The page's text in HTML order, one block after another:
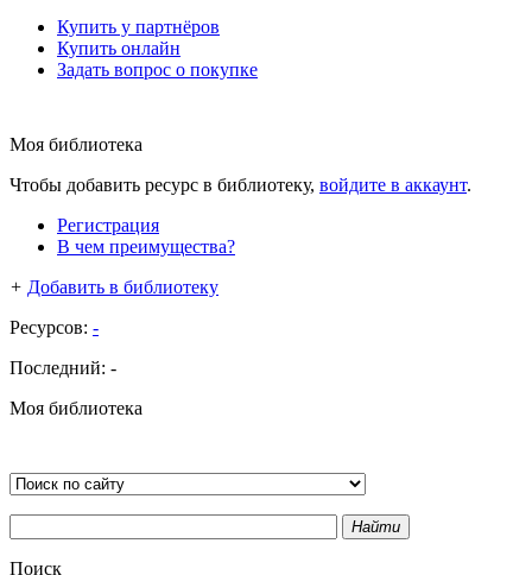
Купить у партнёров
Купить онлайн
Задать вопрос о покупке
Моя библиотека
Чтобы добавить ресурс в библиотеку, войдите в аккаунт.
Регистрация
В чем преимущества?
+ Добавить в библиотеку
Ресурсов: -
Последний: -
Моя библиотека
Найти
Поиск